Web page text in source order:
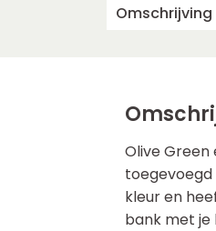
Omschrijving
Olive Green
toegevoegd
kleur en
bank met je